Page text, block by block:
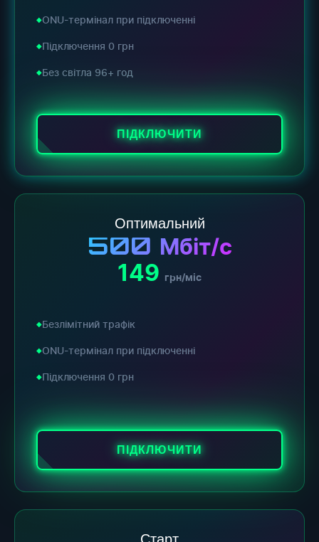
ONU-термінал при підключенні
Підключення 0 грн
Без світла 96+ год
ПІДКЛЮЧИТИ
Оптимальний
500 Мбіт/с
149 грн/міс
Безлімітний трафік
ONU-термінал при підключенні
Підключення 0 грн
ПІДКЛЮЧИТИ